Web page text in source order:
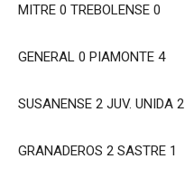
MITRE 0 TREBOLENSE 0
GENERAL 0 PIAMONTE 4
SUSANENSE 2 JUV. UNIDA 2
GRANADEROS 2 SASTRE 1